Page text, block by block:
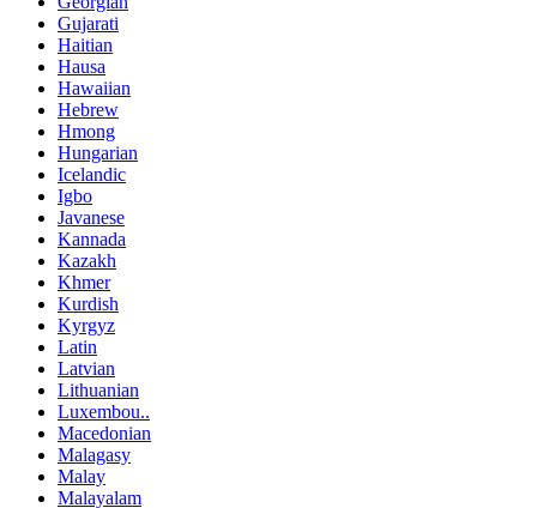
Gujarati
Haitian
Hausa
Hawaiian
Hebrew
Hmong
Hungarian
Icelandic
Igbo
Javanese
Kannada
Kazakh
Khmer
Kurdish
Kyrgyz
Latin
Latvian
Lithuanian
Luxembou..
Macedonian
Malagasy
Malay
Malayalam